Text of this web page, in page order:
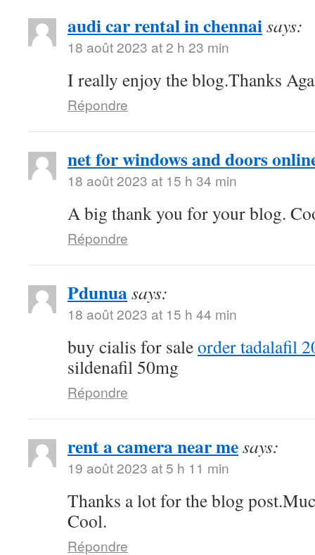
audi car rental in chennaisays:
18 août 2023 at 2 h 23 min
I really enjoy the blog.Thanks
Répondre
net for windows and doors
18 août 2023 at 15 h 34 min
A big thank you for your blog.
Répondre
Pdunuasays:
18 août 2023 at 15 h 44 min
buy cialis for saleorder tadalafil
sildenafil 50mg
Répondre
rent a camera near mesays:
19 août 2023 at 5 h 11 min
Thanks a lot for the blog
Cool.
Répondre